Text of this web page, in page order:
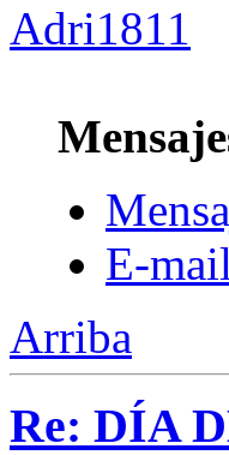
Adri1811
E-
Arriba
Re: DÍA